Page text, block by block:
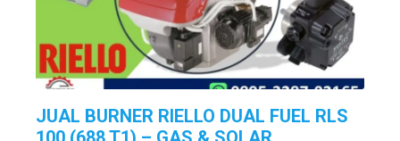
JUAL BURNER RIELLO DUAL FUEL RLS